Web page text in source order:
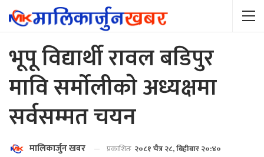
भूपू विद्यार्थी रावल बडिपुर
मावि सर्माेलीकाे अध्यक्षमा
सर्वसम्मत चयन
मालिकार्जुन खबर प्रकाशितः २०८१ चैत्र २८, बिहीबार २०:४०